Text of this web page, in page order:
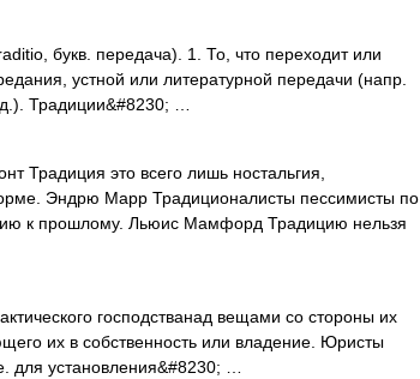
букв. передача). 1. То, что переходит или
устной или литературной передачи (напр.
Традиции&#8230; …
Традиция это всего лишь ностальгия,
Эндрю Марр Традиционалисты пессимисты по
к прошлому. Льюис Мамфорд Традицию нельзя
господстванад вещами со стороны их
их в собственность или владение. Юристы
для установления&#8230; …